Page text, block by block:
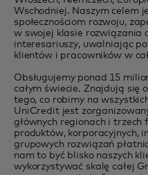
Wschodniej. Naszym celem
społecznościom rozwoju,
w swojej klasie rozwiązania
interesariuszy, uwalniając
klientów i pracowników w
Obsługujemy ponad 15
całym świecie. Znajdują się
tego, co robimy na
UniCredit jest
głównych regionach i trzech
produktów, korporacyjnych,
grupowych rozwiązań
nam to być blisko naszych
wykorzystywać skalę całej